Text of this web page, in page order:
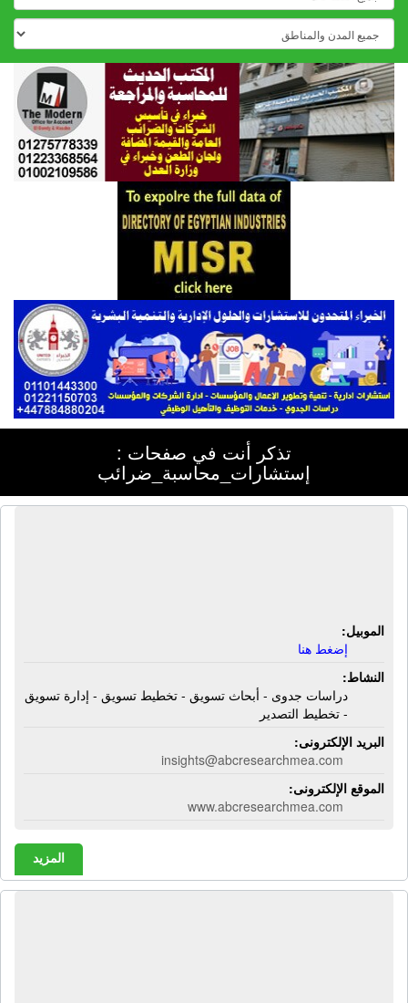
تذكر أنت في صفحات :
إستشارات_محاسبة_ضرائب
الموبيل:
إضغط هنا
النشاط:
دراسات جدوى - أبحاث تسويق - تخطيط تسويق - إدارة تسويق
- تخطيط التصدير
البريد الإلكترونى:
insights@abcresearchmea.com
الموقع الإلكترونى:
www.abcresearchmea.com
المزيد